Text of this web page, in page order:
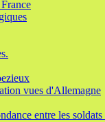
vues d'Allemagne
entre les soldats